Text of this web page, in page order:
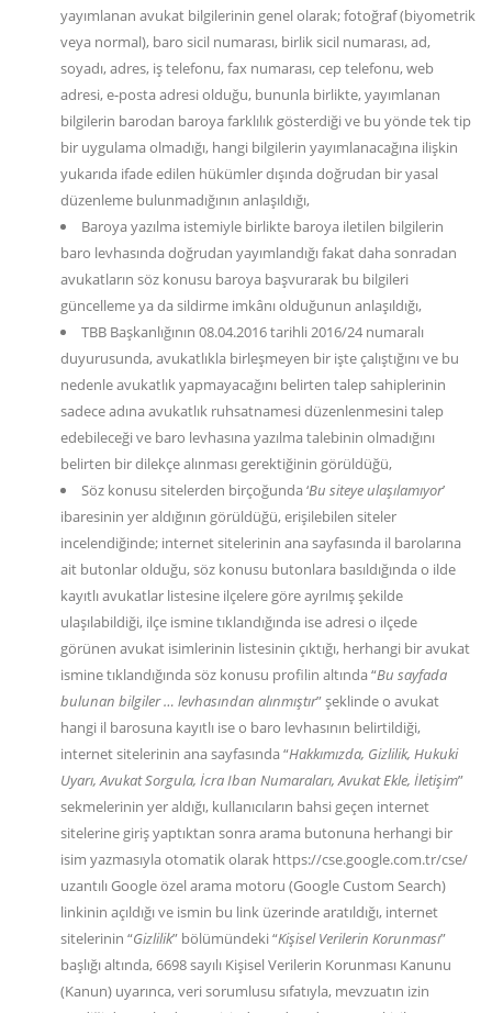
yayımlanan avukat bilgilerinin genel olarak; fotoğraf (biyometrik
veya normal), baro sicil numarası, birlik sicil numarası, ad,
soyadı, adres, iş telefonu, fax numarası, cep telefonu, web
adresi, e-posta adresi olduğu, bununla birlikte, yayımlanan
bilgilerin barodan baroya farklılık gösterdiği ve bu yönde tek tip
bir uygulama olmadığı, hangi bilgilerin yayımlanacağına ilişkin
yukarıda ifade edilen hükümler dışında doğrudan bir yasal
düzenleme bulunmadığının anlaşıldığı,
Baroya yazılma istemiyle birlikte baroya iletilen bilgilerin
baro levhasında doğrudan yayımlandığı fakat daha sonradan
avukatların söz konusu baroya başvurarak bu bilgileri
güncelleme ya da sildirme imkânı olduğunun anlaşıldığı,
TBB Başkanlığının 08.04.2016 tarihli 2016/24 numaralı
duyurusunda, avukatlıkla birleşmeyen bir işte çalıştığını ve bu
nedenle avukatlık yapmayacağını belirten talep sahiplerinin
sadece adına avukatlık ruhsatnamesi düzenlenmesini talep
edebileceği ve baro levhasına yazılma talebinin olmadığını
belirten bir dilekçe alınması gerektiğinin görüldüğü,
Söz konusu sitelerden birçoğunda ‘Bu siteye ulaşılamıyor’
ibaresinin yer aldığının görüldüğü, erişilebilen siteler
incelendiğinde; internet sitelerinin ana sayfasında il barolarına
ait butonlar olduğu, söz konusu butonlara basıldığında o ilde
kayıtlı avukatlar listesine ilçelere göre ayrılmış şekilde
ulaşılabildiği, ilçe ismine tıklandığında ise adresi o ilçede
görünen avukat isimlerinin listesinin çıktığı, herhangi bir avukat
ismine tıklandığında söz konusu profilin altında “Bu sayfada
bulunan bilgiler … levhasından alınmıştır” şeklinde o avukat
hangi il barosuna kayıtlı ise o baro levhasının belirtildiği,
internet sitelerinin ana sayfasında “Hakkımızda, Gizlilik, Hukuki
Uyarı, Avukat Sorgula, İcra Iban Numaraları, Avukat Ekle, İletişim”
sekmelerinin yer aldığı, kullanıcıların bahsi geçen internet
sitelerine giriş yaptıktan sonra arama butonuna herhangi bir
isim yazmasıyla otomatik olarak https://cse.google.com.tr/cse/
uzantılı Google özel arama motoru (Google Custom Search)
linkinin açıldığı ve ismin bu link üzerinde aratıldığı, internet
sitelerinin “Gizlilik” bölümündeki “Kişisel Verilerin Korunması”
başlığı altında, 6698 sayılı Kişisel Verilerin Korunması Kanunu
(Kanun) uyarınca, veri sorumlusu sıfatıyla, mevzuatın izin